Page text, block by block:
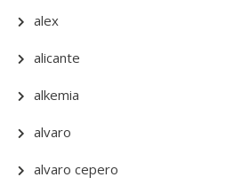
alex
alicante
alkemia
alvaro
alvaro cepero